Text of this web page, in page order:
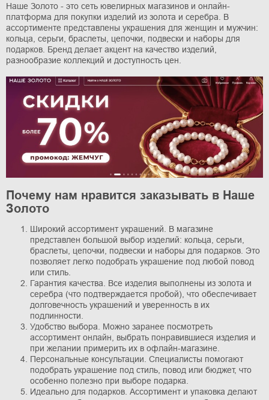
Наше Золото - это сеть ювелирных магазинов и онлайн-
платформа для покупки изделий из золота и серебра. В
ассортименте представлены украшения для женщин и мужчин:
кольца, серьги, браслеты, цепочки, подвески и наборы для
подарков. Бренд делает акцент на качество изделий,
разнообразие коллекций и доступность цен.
Почему нам нравится заказывать в Наше
Золото
Широкий ассортимент украшений. В магазине
представлен большой выбор изделий: кольца, серьги,
браслеты, цепочки, подвески и наборы для подарков. Это
позволяет легко подобрать украшение под любой повод
или стиль.
Гарантия качества. Все изделия выполнены из золота и
серебра (что подтверждается пробой), что обеспечивает
долговечность украшений и уверенность в их
подлинности.
Удобство выбора. Можно заранее посмотреть
ассортимент онлайн, выбрать понравившиеся изделия и
при желании примерить их в офлайн-магазине.
Персональные консультации. Специалисты помогают
подобрать украшение под стиль, повод или бюджет, что
особенно полезно при выборе подарка.
Идеально для подарков. Ассортимент и упаковка делают